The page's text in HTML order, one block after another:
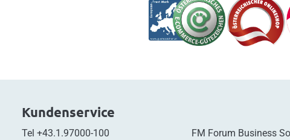
Kundenservice
Tel +43.1.97000-100 FM Forum Business